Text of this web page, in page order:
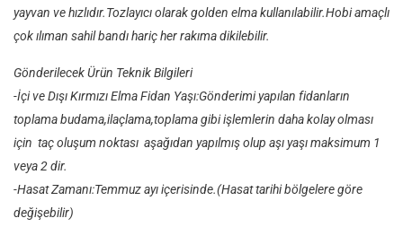
yayvan ve hızlıdır.Tozlayıcı olarak golden elma kullanılabilir.Hobi amaçlı
çok ılıman sahil bandı hariç her rakıma dikilebilir.
Gönderilecek Ürün Teknik Bilgileri
-İçi ve Dışı Kırmızı Elma Fidan Yaşı:Gönderimi yapılan fidanların
toplama budama,ilaçlama,toplama gibi işlemlerin daha kolay olması
için taç oluşum noktası aşağıdan yapılmış olup aşı yaşı maksimum 1
veya 2 dir.
-Hasat Zamanı:Temmuz ayı içerisinde.(Hasat tarihi bölgelere göre
değişebilir)